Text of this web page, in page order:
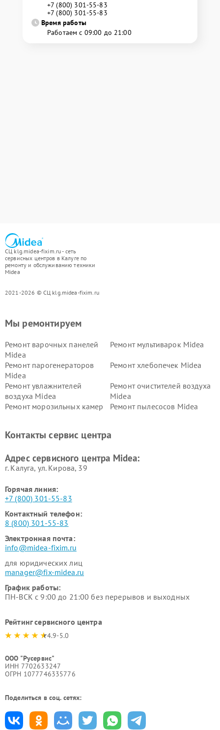
+7 (800) 301-55-83
+7 (800) 301-55-83
Время работы
Работаем с 09:00 до 21:00
СЦ klg.midea-fixim.ru - сеть
сервисных центров в Калуге по
ремонту и обслуживанию техники
Midea
2021-2026 © СЦ klg.midea-fixim.ru
Мы ремонтируем
Ремонт варочных панелей
Midea
Ремонт мультиварок Midea
Ремонт парогенераторов
Midea
Ремонт хлебопечек Midea
Ремонт увлажнителей
воздуха Midea
Ремонт очистителей воздуха
Midea
Ремонт морозильных камер
Ремонт пылесосов Midea
пылесосов Midea
Midea
Контакты сервис центра
Адрес сервисного центра Midea:
г. Калуга, ул. Кирова, 39
Горячая линия:
+7 (800) 301-55-83
Контактный телефон:
8 (800) 301-55-83
Электронная почта:
info@midea-fixim.ru
для юридических лиц
manager@fix-midea.ru
График работы:
ПН-ВСК с 9:00 до 21:00 без перерывов и выходных
Рейтинг сервисного центра
4.9-5.0
ООО "Русервис"
ИНН 7702633247
ОГРН 1077746335776
Поделиться в соц. сетях: